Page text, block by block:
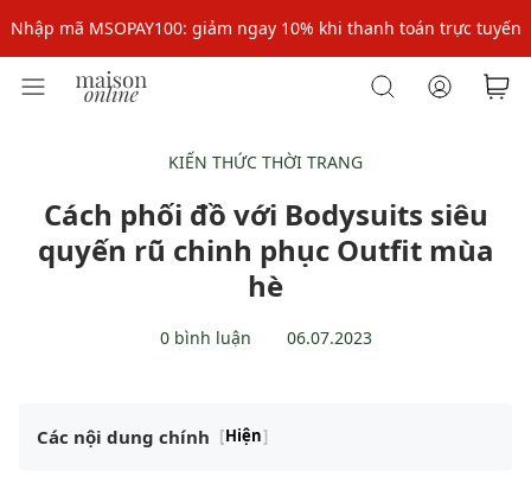
Nhập mã MSOPAY100: giảm ngay 10% khi thanh toán trực tuyến
Nhập mã: MSOXINCHAO - Giảm 10% đơn đầu cho thành viên mới!
Nhập mã: MSOXINCHAO - Giảm 10% đơn đầu cho thành viên mới!
KIẾN THỨC THỜI TRANG
Cách phối đồ với Bodysuits siêu
quyến rũ chinh phục Outfit mùa
hè
0 bình luận 06.07.2023
Các nội dung chính [Hiện]